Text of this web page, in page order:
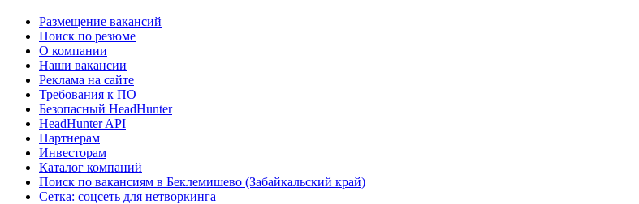
Размещение вакансий
Поиск по резюме
О компании
Наши вакансии
Реклама на сайте
Требования к ПО
Безопасный HeadHunter
HeadHunter API
Партнерам
Инвесторам
Каталог компаний
Поиск по вакансиям в Беклемишево (Забайкальский край)
Сетка: соцсеть для нетворкинга